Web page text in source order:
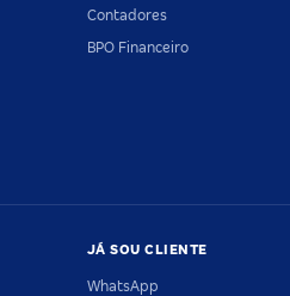
Contadores
BPO Financeiro
JÁ SOU CLIENTE
WhatsApp